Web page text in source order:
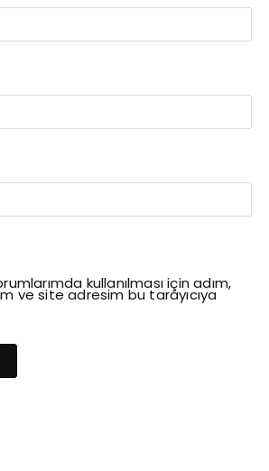
kullanılması için adım,
ve site adresim bu tarayıcıya